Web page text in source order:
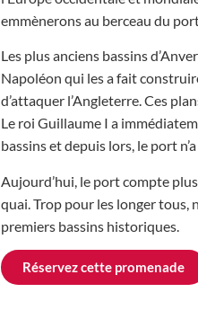
emmènerons au berceau du
Les plus anciens bassins
Napoléon qui les a fait
d’attaquer l’Angleterre. Ces
Le roi Guillaume I a
bassins et depuis lors, le port n’a
Aujourd’hui, le port compte
quai. Trop pour les longer tous,
premiers bassins historiques.
Réservez cette promenade